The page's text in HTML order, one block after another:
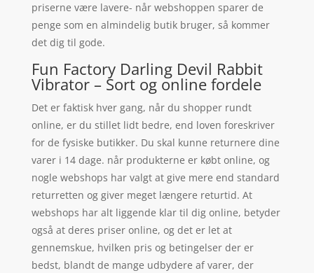
priserne være lavere- når webshoppen sparer de
penge som en almindelig butik bruger, så kommer
det dig til gode.
Fun Factory Darling Devil Rabbit
Vibrator – Sort og online fordele
Det er faktisk hver gang, når du shopper rundt
online, er du stillet lidt bedre, end loven foreskriver
for de fysiske butikker. Du skal kunne returnere dine
varer i 14 dage. når produkterne er købt online, og
nogle webshops har valgt at give mere end standard
returretten og giver meget længere returtid. At
webshops har alt liggende klar til dig online, betyder
også at deres priser online, og det er let at
gennemskue, hvilken pris og betingelser der er
bedst, blandt de mange udbydere af varer, der